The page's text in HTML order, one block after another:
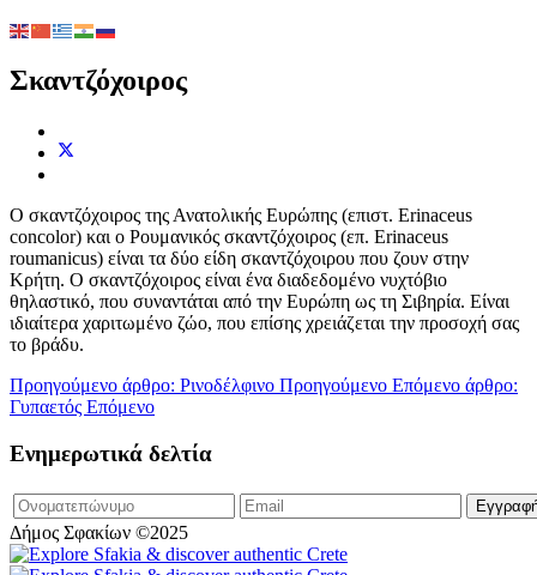
Σκαντζόχοιρος
Ο σκαντζόχοιρος της Ανατολικής Ευρώπης (επιστ. Erinaceus
concolor) και ο Ρουμανικός σκαντζόχοιρος (επ. Erinaceus
roumanicus) είναι τα δύο είδη σκαντζόχοιρου που ζουν στην
Κρήτη. Ο σκαντζόχοιρος είναι ένα διαδεδομένο νυχτόβιο
θηλαστικό, που συναντάται από την Ευρώπη ως τη Σιβηρία. Είναι
ιδιαίτερα χαριτωμένο ζώο, που επίσης χρειάζεται την προσοχή σας
το βράδυ.
Προηγούμενο άρθρο: Ρινοδέλφινο Προηγούμενο Επόμενο άρθρο:
Γυπαετός Επόμενο
Ενημερωτικά δελτία
Δήμος Σφακίων ©2025